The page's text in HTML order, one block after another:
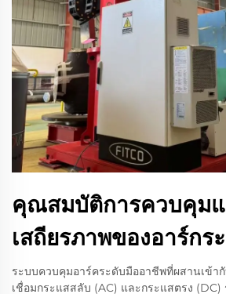
คุณสมบัติการควบคุม
เสถียรภาพของอาร์ก
ระบบควบคุมอาร์คระดับมืออาชีพที่ผสานเข้ากั
เชื่อมกระแสสลับ (AC) และกระแสตรง